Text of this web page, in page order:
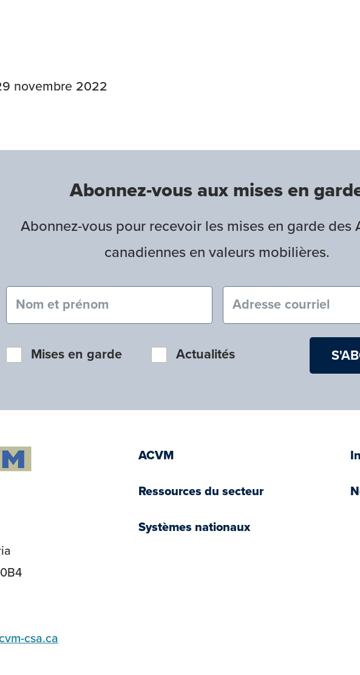
novembre 2022
Abonnez-vous aux mises en
Abonnez-vous pour recevoir les mises en garde des
canadiennes en valeurs mobilières.
Nom et prénom (obligatoire) Courriel (obligatoire)
Mises en garde Actualités
csa.ca
ACVM
Ressources du secteur
Systèmes nationaux